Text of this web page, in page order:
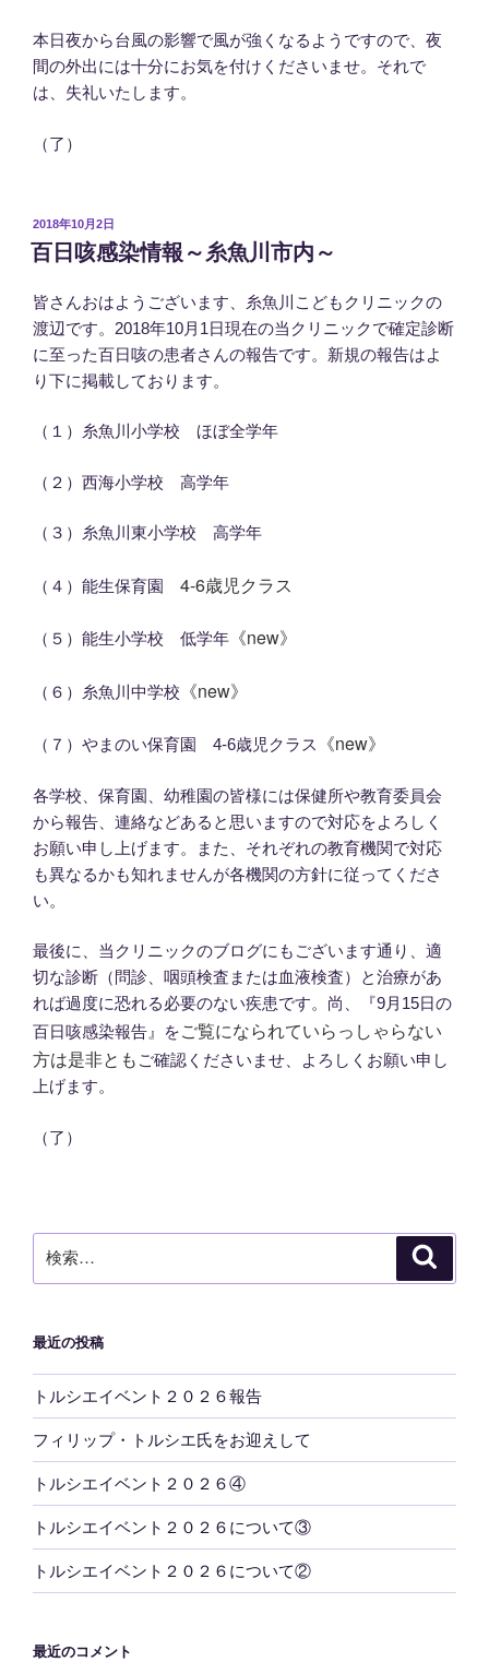
本日夜から台風の影響で風が強くなるようですので、夜
間の外出には十分にお気を付けくださいませ。それで
は、失礼いたします。
（了）
投
稿
日:
2018年10月2日
百日咳感染情報～糸魚川市内～
皆さんおはようございます、糸魚川こどもクリニックの
渡辺です。2018年10月1日現在の当クリニックで確定診断
に至った百日咳の患者さんの報告です。新規の報告はよ
り下に掲載しております。
（１）糸魚川小学校 ほぼ全学年
（２）西海小学校 高学年
（３）糸魚川東小学校 高学年
（４）能生保育園 4‐6歳児クラス
（５）能生小学校 低学年 《new》
（６）糸魚川中学校 《new》
（７）やまのい保育園 4‐6歳児クラス 《new》
各学校、保育園、幼稚園の皆様には保健所や教育委員会
から報告、連絡などあると思いますので対応をよろしく
お願い申し上げます。また、それぞれの教育機関で対応
も異なるかも知れませんが各機関の方針に従ってくださ
い。
最後に、当クリニックのブログにもございます通り、適
切な診断（問診、咽頭検査または血液検査）と治療があ
れば過度に恐れる必要のない疾患です。尚、『9月15日の
百日咳感染報告』をご覧になられていらっしゃらない
方は是非とも ご確認くださいませ、よろしくお願い申し
上げます。
（了）
索:
最近の投稿
トルシエイベント２０２６報告
フィリップ・トルシエ氏をお迎えして
トルシエイベント２０２６④
トルシエイベント２０２６について③
トルシエイベント２０２６について②
最近のコメント